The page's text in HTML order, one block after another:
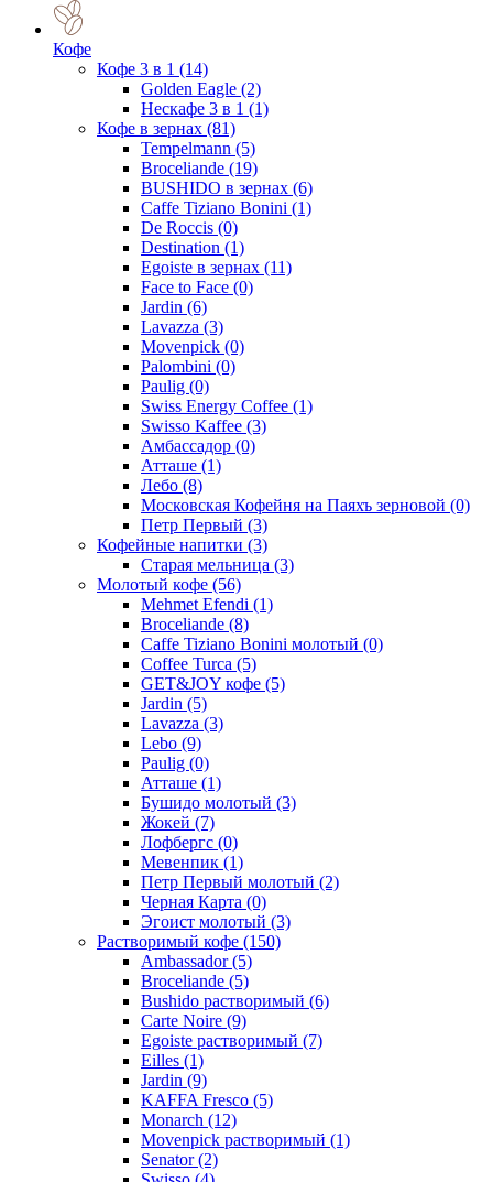
Кофе
Кофе 3 в 1 (14)
Golden Eagle (2)
Нескафе 3 в 1 (1)
Кофе в зернах (81)
Tempelmann (5)
Broceliande (19)
BUSHIDO в зернах (6)
Caffe Tiziano Bonini (1)
De Roccis (0)
Destination (1)
Egoiste в зернах (11)
Face to Face (0)
Jardin (6)
Lavazza (3)
Movenpick (0)
Palombini (0)
Paulig (0)
Swiss Energy Coffee (1)
Swisso Kaffee (3)
Амбассадор (0)
Атташе (1)
Лебо (8)
Московская Кофейня на Паяхъ зерновой (0)
Петр Первый (3)
Кофейные напитки (3)
Старая мельница (3)
Молотый кофе (56)
Mehmet Efendi (1)
Broceliande (8)
Caffe Tiziano Bonini молотый (0)
Coffee Turca (5)
GET&JOY кофе (5)
Jardin (5)
Lavazza (3)
Lebo (9)
Paulig (0)
Атташе (1)
Бушидо молотый (3)
Жокей (7)
Лофбергс (0)
Мевенпик (1)
Петр Первый молотый (2)
Черная Карта (0)
Эгоист молотый (3)
Растворимый кофе (150)
Ambassador(5)
Broceliande (5)
Bushido растворимый (6)
Carte Noire (9)
Egoiste растворимый (7)
Eilles (1)
Jardin (9)
KAFFA Fresco (5)
Monarch (12)
Movenpick растворимый (1)
Senator(2)